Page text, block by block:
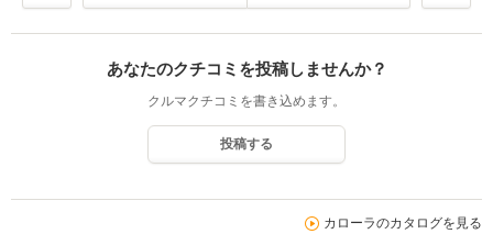
あなたのクチコミを投稿しませんか？
クルマクチコミを書き込めます。
投稿する
カローラのカタログを見る